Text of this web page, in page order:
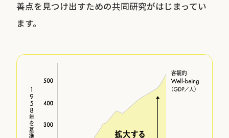
善点を見つけ出すための共同研究がはじまってい
ます。